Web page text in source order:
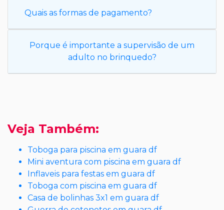
Quais as formas de pagamento?
Porque é importante a supervisão de um
adulto no brinquedo?
Veja Também:
Toboga para piscina em guara df
Mini aventura com piscina em guara df
Inflaveis para festas em guara df
Toboga com piscina em guara df
Casa de bolinhas 3x1 em guara df